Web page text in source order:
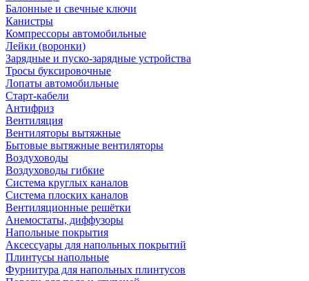
Балонные и свечные ключи
Канистры
Компрессоры автомобильные
Лейки (воронки)
Зарядные и пуско-зарядные устройства
Тросы буксировочные
Лопаты автомобильные
Старт-кабели
Антифриз
Вентиляция
Вентиляторы вытяжные
Бытовые вытяжные вентиляторы
Воздуховоды
Воздуховоды гибкие
Система круглых каналов
Система плоских каналов
Вентиляционные решётки
Анемостаты, диффузоры
Напольные покрытия
Аксессуары для напольных покрытий
Плинтусы напольные
Фурнитура для напольных плинтусов